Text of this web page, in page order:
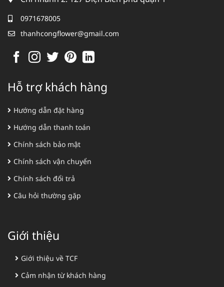
0971678005
thanhcongflower@gmail.com
Hỗ trợ khách hàng
Hướng dẫn đặt hàng
Hướng dẫn thanh toán
Chính sách bảo mật
Chính sách vận chuyển
Chính sách đổi trả
Câu hỏi thường gặp
Giới thiệu
Giới thiệu về TCF
Cảm nhận từ khách hàng